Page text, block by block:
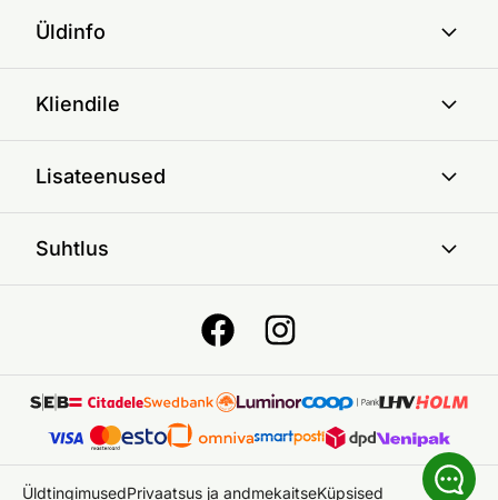
Üldinfo
Kliendile
Lisateenused
Suhtlus
ÜldtingimusedPrivaatsus ja andmekaitseKüpsised